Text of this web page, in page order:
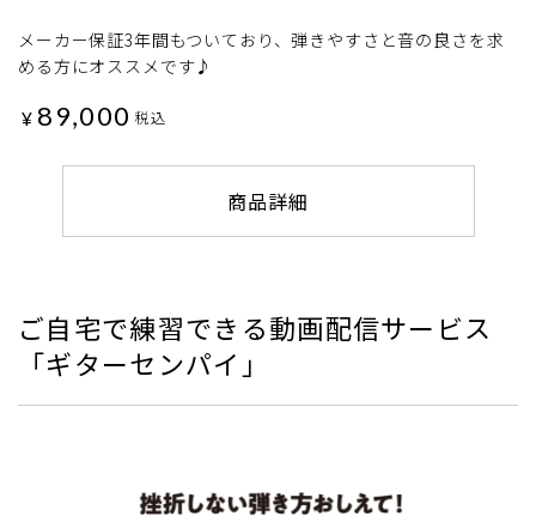
メーカー保証3年間もついており、弾きやすさと音の良さを求
める方にオススメです♪
¥ 89,000 税込
商品詳細
ご自宅で練習できる動画配信サービス
「ギターセンパイ」